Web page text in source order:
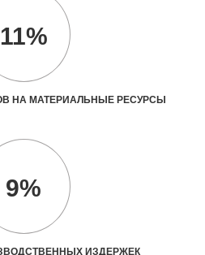
11%
НА МАТЕРИАЛЬНЫЕ РЕСУРСЫ
9%
ИЗДЕРЖЕК